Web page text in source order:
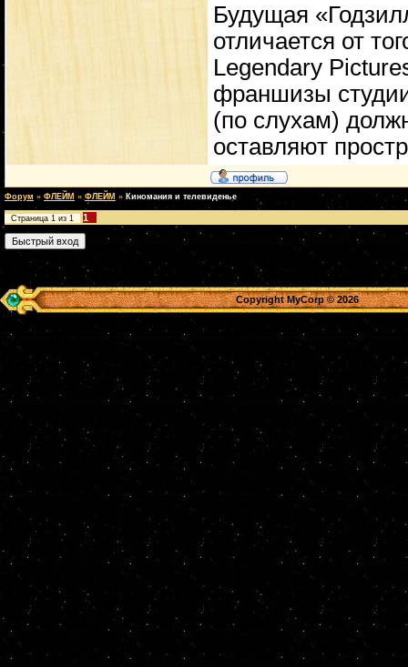
Будущая
отличается от
Legendary
франшизы
(по слухам)
оставляют
Форум » ФЛЕЙМ » ФЛЕЙМ » Киномания и телевиденье
Страница 1 из 1 1
Copyright MyCorp © 2026